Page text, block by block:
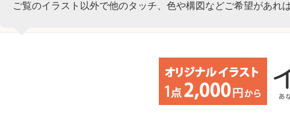
ご覧のイラスト以外で他のタッチ、色や構図などご希望があれ